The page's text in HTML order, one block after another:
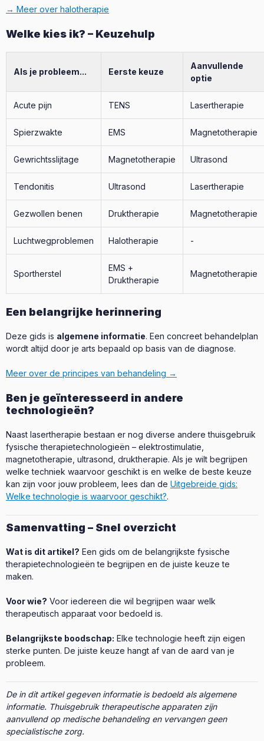
→ Meer over halotherapie
Welke kies ik? – Keuzehulp
Als je probleem... Eerste keuze
Aanvullende
optie
Acute pijn TENS Lasertherapie
Spierzwakte EMS Magnetotherapie
Gewrichtsslijtage Magnetotherapie Ultrasond
Tendonitis Ultrasond Lasertherapie
Gezwollen benen Druktherapie Magnetotherapie
Luchtwegproblemen Halotherapie -
Sportherstel
EMS +
Druktherapie
Magnetotherapie
Een belangrijke herinnering
Deze gids is algemene informatie. Een concreet behandelplan
wordt altijd door je arts bepaald op basis van de diagnose.
Meer over de principes van behandeling →
Ben je geïnteresseerd in andere
technologieën?
Naast lasertherapie bestaan er nog diverse andere thuisgebruik
fysische therapietechnologieën – elektrostimulatie,
magnetotherapie, ultrasond, druktherapie. Als je wilt begrijpen
welke techniek waarvoor geschikt is en welke de beste keuze
kan zijn voor jouw probleem, lees dan de Uitgebreide gids:
Welke technologie is waarvoor geschikt?.
Samenvatting – Snel overzicht
Wat is dit artikel? Een gids om de belangrijkste fysische
therapietechnologieën te begrijpen en de juiste keuze te
maken.
Voor wie? Voor iedereen die wil begrijpen waar welk
therapeutisch apparaat voor bedoeld is.
Belangrijkste boodschap: Elke technologie heeft zijn eigen
sterke punten. De juiste keuze hangt af van de aard van je
probleem.
De in dit artikel gegeven informatie is bedoeld als algemene
informatie. Thuisgebruik therapeutische apparaten zijn
aanvullend op medische behandeling en vervangen geen
specialistische zorg.